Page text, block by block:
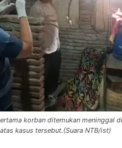
korban ditemukan meninggal
kasus tersebut.(Suara NTB/ist)